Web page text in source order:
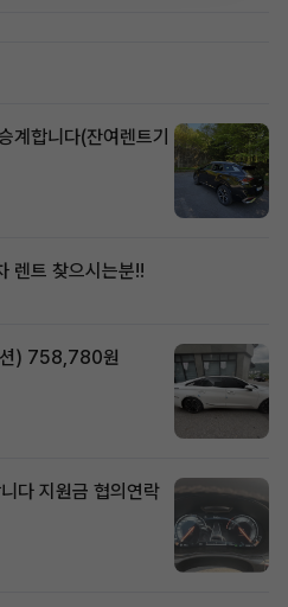
계합니다(잔여렌트기
렌트 찾으시는분!!
션) 758,780원
다 지원금 협의연락